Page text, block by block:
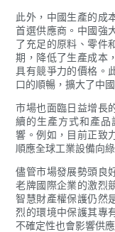
此外，中國生產的成
首選供應商。中國強
了充足的原料、零件
期，降低了生產成本
具有競爭力的價格。
口的順暢，擴大了中
市場也面臨日益增長
續的生產方式和產
響。例如，目前正致
順應全球工業設備向
儘管市場發展勢頭良
老牌國際企業的激烈
智慧財產權保護仍然
烈的環境中保護其專
不確定性也會影響供